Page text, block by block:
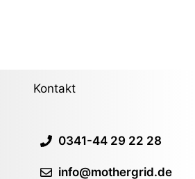
Kontakt
0341-44 29 22 28
info@mothergrid.de